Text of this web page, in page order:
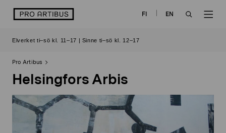
logo FI
EN
Elverket ti–sö kl. 11–17 | Sinne ti–sö kl. 12–17
Pro Artibus
Helsingfors Arbis